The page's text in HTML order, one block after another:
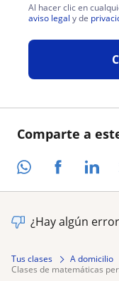
Comparte a
Al hacer clic en
aviso legal y de
¿Hay algún
Tus clases A domicilio
clases de matemáticas